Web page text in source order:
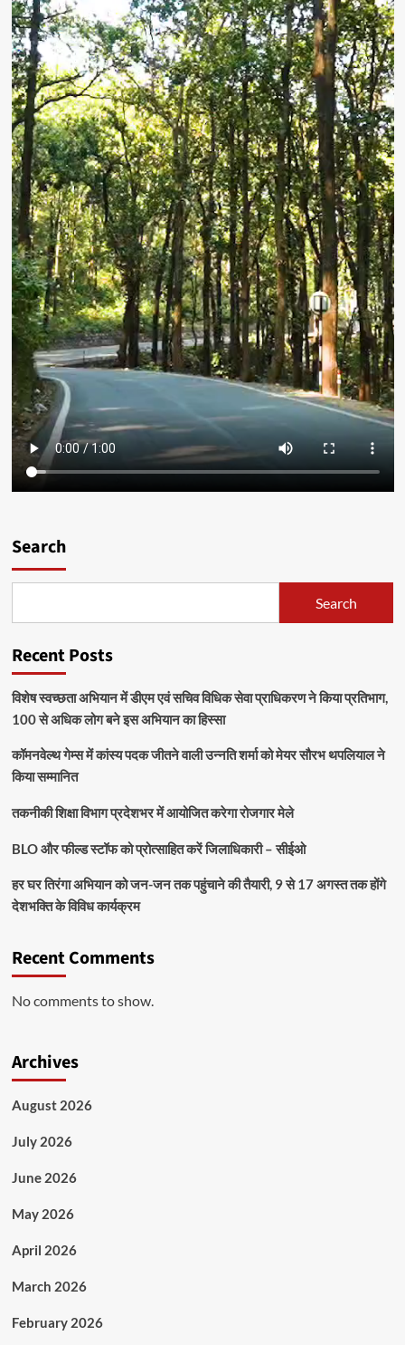
Search
Search
Recent Posts
विशेष स्वच्छता अभियान में डीएम एवं सचिव विधिक सेवा प्राधिकरण ने किया प्रतिभाग,
100 से अधिक लोग बने इस अभियान का हिस्सा
कॉमनवेल्थ गेम्स में कांस्य पदक जीतने वाली उन्नति शर्मा को मेयर सौरभ थपलियाल ने
किया सम्मानित
तकनीकी शिक्षा विभाग प्रदेशभर में आयोजित करेगा रोजगार मेले
BLO और फील्ड स्टॉफ को प्रोत्साहित करें जिलाधिकारी – सीईओ
हर घर तिरंगा अभियान को जन-जन तक पहुंचाने की तैयारी, 9 से 17 अगस्त तक होंगे
देशभक्ति के विविध कार्यक्रम
Recent Comments
No comments to show.
Archives
August 2026
July 2026
June 2026
May 2026
April 2026
March 2026
February 2026